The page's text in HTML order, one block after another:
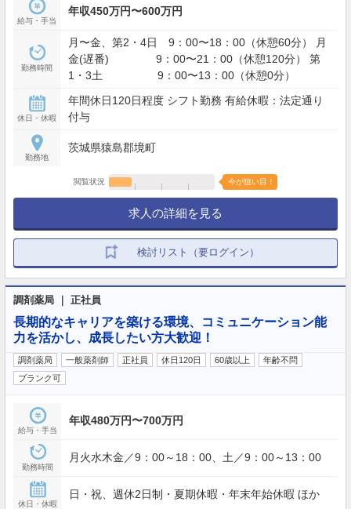
給与・手当
年収450万円〜600万円
勤務時間
月〜金、第2・4日 9：00〜18：00（休憩60分） 月
金(遅番) 9：00〜21：00（休憩120分） 第
1・3土 9：00〜13：00（休憩0分）
休日・休暇
年間休日120日程度 シフト勤務 有給休暇：法定通り
付与
勤務地
茨城県猿島郡境町
閲覧状況 今が狙い目！
求人の詳細を見る
検討リスト（要ログイン）
調剤薬局 ｜ 正社員
長期的なキャリアを築ける環境、コミュニケーション能
力を活かし、成長したい方大歓迎！
調剤薬局 一般薬剤師 正社員 休日120日 60歳以上
年齢不問
ブランク可
給与・手当
年収480万円〜700万円
勤務時間
月火水木金／9：00～18：00、土／9：00～13：00
休日・休暇
日・祝、週休2日制・夏期休暇・年末年始休暇 ほか